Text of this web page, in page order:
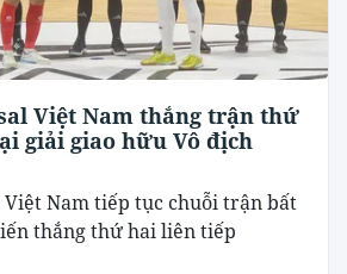
Việt Nam thắng trận thứ
giải giao hữu Vô địch
Nam tiếp tục chuỗi trận bất
thắng thứ hai liên tiếp